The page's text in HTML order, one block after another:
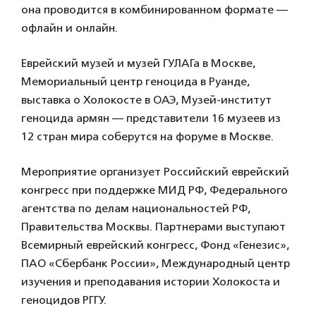
она проводится в комбинированном формате —
офлайн и онлайн.
Еврейский музей и музей ГУЛАГа в Москве,
Мемориальный центр геноцида в Руанде,
выставка о Холокосте в ОАЭ, Музей-институт
геноцида армян — представители 16 музеев из
12 стран мира соберутся на форуме в Москве.
Мероприятие организует Российский еврейский
конгресс при поддержке МИД РФ, Федерального
агентства по делам национальностей РФ,
Правительства Москвы. Партнерами выступают
Всемирный еврейский конгресс, Фонд «Генезис»,
ПАО «Сбербанк России», Международный центр
изучения и преподавания истории Холокоста и
геноцидов РГГУ.